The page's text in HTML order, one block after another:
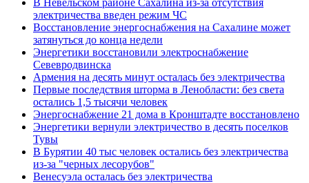
электричества введен режим ЧС
Восстановление энергоснабжения на Сахалине может
затянуться до конца недели
Энергетики восстановили электроснабжение
Севевродвинска
Армения на десять минут осталась без электричества
Первые последствия шторма в Ленобласти: без света
остались 1,5 тысячи человек
Энергоснабжение 21 дома в Кронштадте восстановлено
Энергетики вернули электричество в десять поселков
Тувы
В Бурятии 40 тыс человек остались без электричества
из-за "черных лесорубов"
Венесуэла осталась без электричества